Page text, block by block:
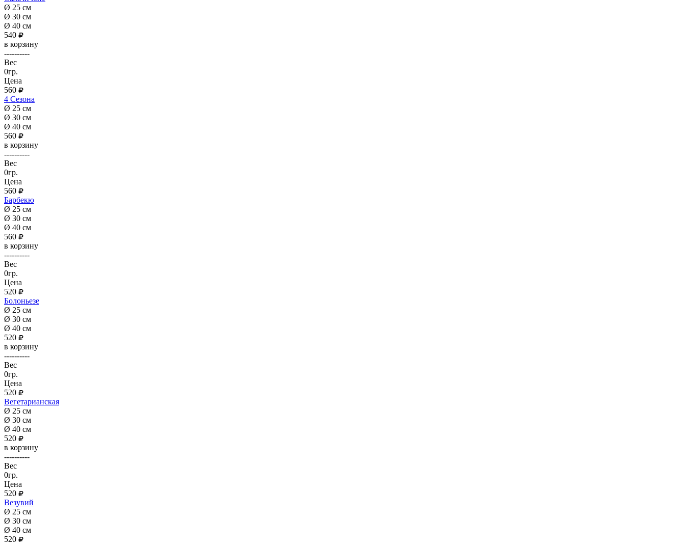
Ø 25 см
Ø 30 см
Ø 40 см
540
в корзину
----------
Вес
0гр.
Цена
560
4 Сезона
Ø 25 см
Ø 30 см
Ø 40 см
560
в корзину
----------
Вес
0гр.
Цена
560
Барбекю
Ø 25 см
Ø 30 см
Ø 40 см
560
в корзину
----------
Вес
0гр.
Цена
520
Болоньезе
Ø 25 см
Ø 30 см
Ø 40 см
520
в корзину
----------
Вес
0гр.
Цена
520
Вегетарианская
Ø 25 см
Ø 30 см
Ø 40 см
520
в корзину
----------
Вес
0гр.
Цена
520
Везувий
Ø 25 см
Ø 30 см
Ø 40 см
520